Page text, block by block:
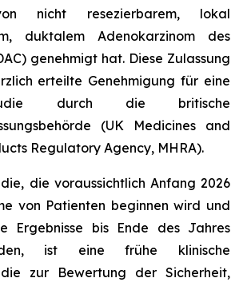
nicht resezierbarem, lokal
duktalem Adenokarzinom des
genehmigt hat. Diese Zulassung
erteilte Genehmigung für eine
durch die britische
(UK Medicines and
Regulatory Agency, MHRA).
die voraussichtlich Anfang 2026
von Patienten beginnen wird und
Ergebnisse bis Ende des Jahres
ist eine frühe klinische
zur Bewertung der Sicherheit,